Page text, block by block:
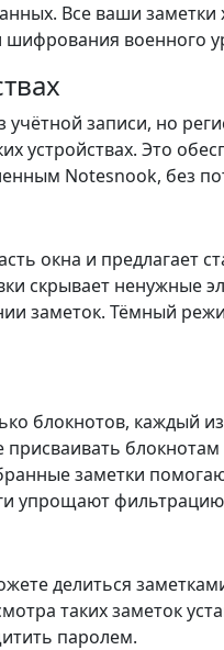
Все ваши
военного
записи, но
устройствах. Это
Notesnook, без
окна и предлагает
скрывает ненужные
заметок. Тёмный
блокнотов, каждый
заметки
упрощают
делиться
таких заметок
паролем.